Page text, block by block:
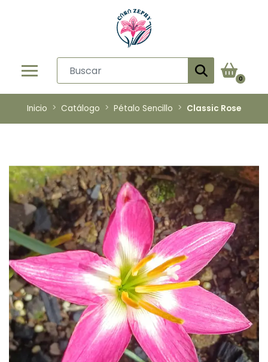
0
Inicio Catálogo Pétalo Sencillo Classic Rose